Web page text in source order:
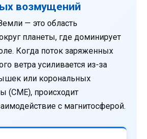
возмущений
— это область
планеты, где доминирует
Когда поток заряженных
ветра усиливается из-за
или корональных
(CME), происходит
с магнитосферой.